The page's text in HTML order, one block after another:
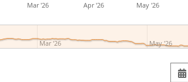
Mar '26 Apr '26 May '26
Mar '26 May '26